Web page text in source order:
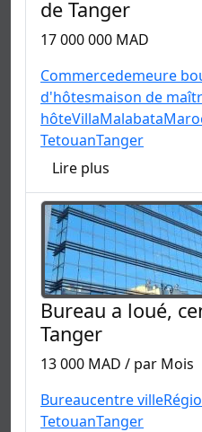
de Tanger
17 000 000 MAD
Commercedemeure
d'hôtesmaison de
hôteVillaMalabata
TetouanTanger
Lire plus
Bureau a loué,
Tanger
13 000 MAD / par Mois
Bureaucentre ville
TetouanTanger